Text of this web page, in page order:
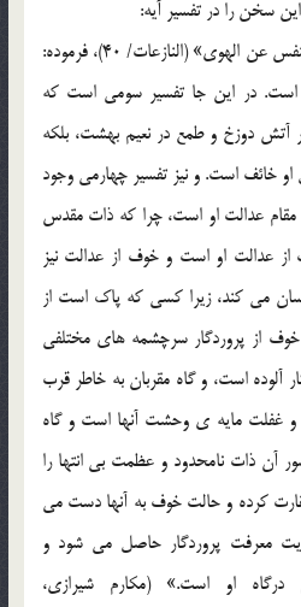
سخن را در تفسیر آیه:
«و أما من خاف مقام ربه و نهی النفس عن الهوی» (النازعات/ 40)، فرموده:
در این جا تفسیر سومی است که
دوزخ و طمع در نعیم بهشت، بلکه
او خائف است. و نیز تفسیر چهارمی وجود
مقام عدالت او است، چرا که ذات مقدس
عدالت او است و خوف از عدالت نیز
می کند، زیرا کسی که پاک است از
از پروردگار سرچشمه های مختلفی
آلوده است، و گاه مقربان به خاطر قرب
غفلت مایه ی وحشت آنها است و گاه
آن ذات نامحدود و عظمت بی انتها را
کرده و حالت خوف به آنها دست می
معرفت پروردگار حاصل می شود و
او است.» (مکارم شیرازی،